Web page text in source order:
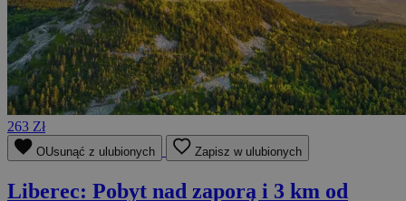
263 Zł
OUsunąć z ulubionych Zapisz w ulubionych
Liberec: Pobyt nad zaporą i 3 km od